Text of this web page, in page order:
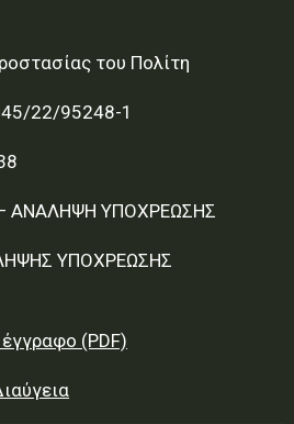
του Πολίτη
22/95248-1
ΑΝΑΛΗΨΗ ΥΠΟΧΡΕΩΣΗΣ
ΥΠΟΧΡΕΩΣΗΣ
(PDF)